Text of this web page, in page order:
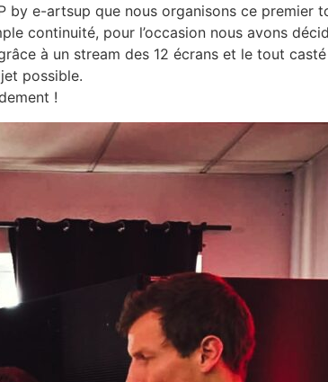
by e-artsup que nous organisons ce premier
continuité, pour l’occasion nous avons
à un stream des 12 écrans et le tout casté
possible.
!